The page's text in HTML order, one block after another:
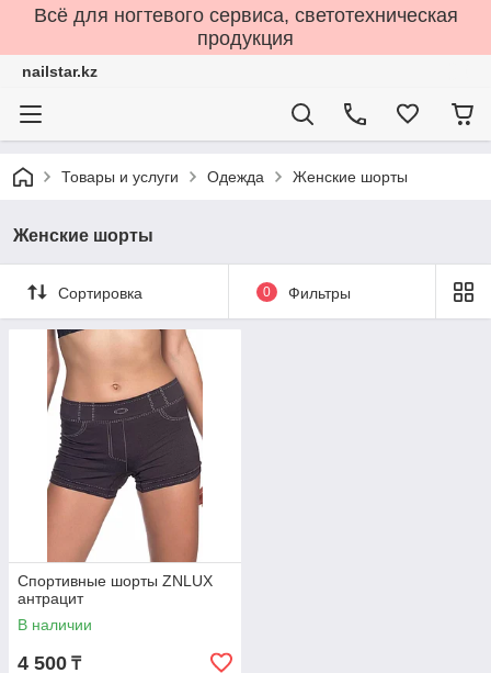
Всё для ногтевого сервиса, светотехническая
продукция
nailstar.kz
Товары и услуги Одежда Женские шорты
Женские шорты
Сортировка 0 Фильтры
Спортивные шорты ZNLUX
антрацит
В наличии
4 500 ₸